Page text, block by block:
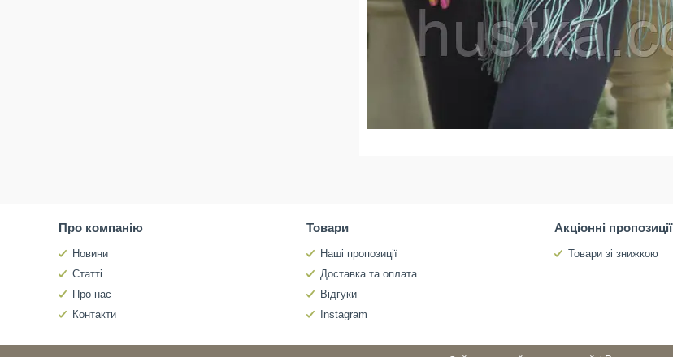
Про компанію
Новини
Статті
Про нас
Контакти
Товари
Наші пропозиції
Доставка та оплата
Відгуки
Instagram
Акціонні пропозиції
Товари зі знижкою